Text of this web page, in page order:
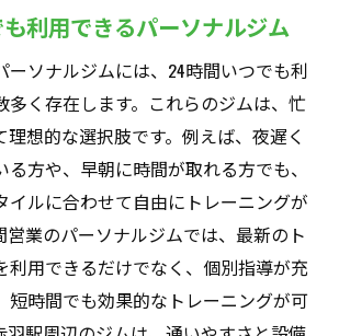
利用できるパーソナルジム
ーソナルジムには、24時間いつでも利
多く存在します。これらのジムは、忙
理想的な選択肢です。例えば、夜遅く
る方や、早朝に時間が取れる方でも、
イルに合わせて自由にトレーニングが
営業のパーソナルジムでは、最新のト
利用できるだけでなく、個別指導が充
短時間でも効果的なトレーニングが可